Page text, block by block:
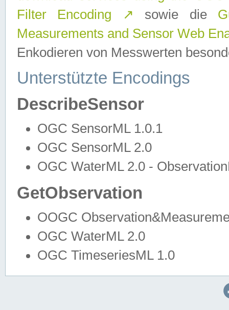
Filter Encoding
↗ sowie die
Measurements and Sensor Web
Enkodieren von Messwerten
Unterstützte Encodings
DescribeSensor
OGC SensorML 1.0.1
OGC SensorML 2.0
OGC WaterML 2.0 -
GetObservation
OOGC
OGC WaterML 2.0
OGC TimeseriesML 1.0